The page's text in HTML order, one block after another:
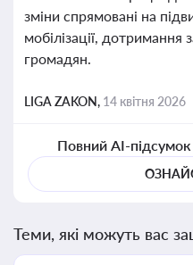
зміни спрямовані на
мобілізації, дотримання
громадян.
LIGA ZAKON, 14 квітня 2026
Повний AI-
Теми, які можуть вас